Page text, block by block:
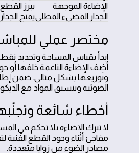
الإضاءة الموجهة
يبرز
الجدار المضيء المطلييمنح
مختصر عملي
ابدأ بقياس المساحة وتحديد
أضِف الإضاءة الناعمة خلفها أو
وتوزيعها بشكل مثالي. ضمن
الضوئية وتنسيق المواد مع
أخطاء شائعة
لا تترك الإضاءة بلا تحكم في
مفاجئ أثناء وجود القطع الفنية
مصادر الضوء من زوايا متعددة.